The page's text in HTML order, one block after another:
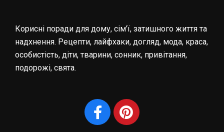
Корисні поради для дому, сім’ї, затишного життя та
надхнення. Рецепти, лайфхаки, догляд, мода, краса,
особистість, діти, тварини, сонник, привітання,
подорожі, свята.